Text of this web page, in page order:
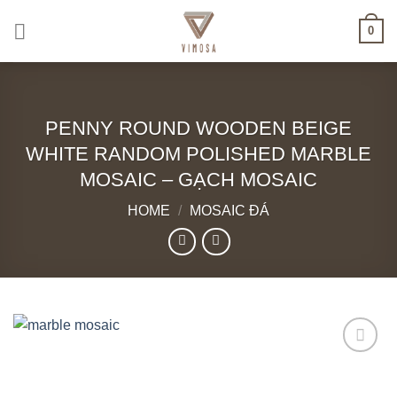
0
PENNY ROUND WOODEN BEIGE
WHITE RANDOM POLISHED MARBLE
MOSAIC – GẠCH MOSAIC
HOME / MOSAIC ĐÁ